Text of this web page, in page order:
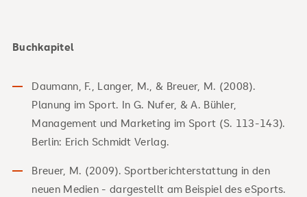
Buchkapitel
Daumann, F., Langer, M., & Breuer, M. (2008).
Planung im Sport. In G. Nufer, & A. Bühler,
Management und Marketing im Sport (S. 113-143).
Berlin: Erich Schmidt Verlag.
Breuer, M. (2009). Sportberichterstattung in den
neuen Medien - dargestellt am Beispiel des eSports.